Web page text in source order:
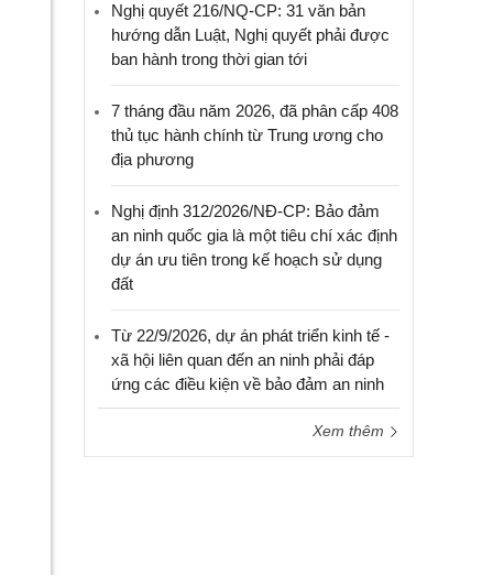
Nghị quyết 216/NQ-CP: 31 văn bản
hướng dẫn Luật, Nghị quyết phải được
ban hành trong thời gian tới
7 tháng đầu năm 2026, đã phân cấp 408
thủ tục hành chính từ Trung ương cho
địa phương
Nghị định 312/2026/NĐ-CP: Bảo đảm
an ninh quốc gia là một tiêu chí xác định
dự án ưu tiên trong kế hoạch sử dụng
đất
Từ 22/9/2026, dự án phát triển kinh tế -
xã hội liên quan đến an ninh phải đáp
ứng các điều kiện về bảo đảm an ninh
Xem thêm